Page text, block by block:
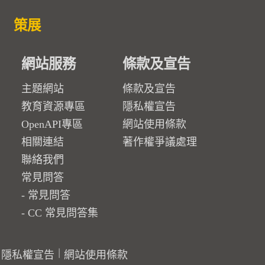
策展
網站服務
主題網站
教育資源專區
OpenAPI專區
相關連結
聯絡我們
常見問答
常見問答
CC 常見問答集
條款及宣告
條款及宣告
隱私權宣告
網站使用條款
著作權爭議處理
隱私權宣告 網站使用條款